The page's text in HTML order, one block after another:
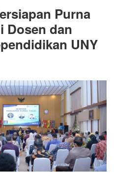
TERKAIT
PENGEMBANGAN
POTENSI
DESA
WISATA
RELIGI
Purna
Dosen dan
UNY